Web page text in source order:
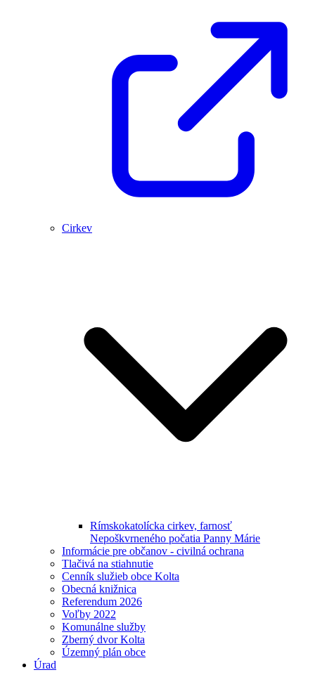
Cirkev
Rímskokatolícka cirkev, farnosť
Nepoškvrneného počatia Panny Márie
Informácie pre občanov - civilná ochrana
Tlačivá na stiahnutie
Cenník služieb obce Kolta
Obecná knižnica
Referendum 2026
Voľby 2022
Komunálne služby
Zberný dvor Kolta
Územný plán obce
Úrad